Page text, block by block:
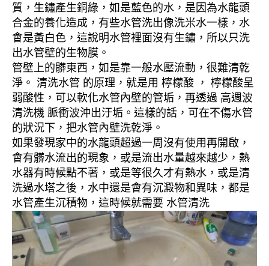
質，生鏽產生銅綠，如是藍色的水，是因為水龍頭
合金的養化造成，有些水管洗出像洗米水一樣，水
會是黃白色，這說明水管裡面沒有生鏽，所以只洗
出水管壁的生物膜。
管壁上的髒東西，如是靠一般水壓流動，很難清乾
淨。 清洗水管 的原理，就是用 檸檬酸 ， 檸檬酸呈
弱酸性，可以軟化水管內壁的管垢，再透過 高週波
清洗機 脈衝波沖出汙垢。這樣的話，可在不傷水管
的狀況下，把水管內壁洗乾淨。
如果發現家中的水龍頭超過一周沒有使用再開啟，
會有髒水流出的現象，或是流出水量越來越少，熱
水器有時候點不著，或是等很久才有熱水，或是清
洗過水塔之後，水中還是會有沉澱物和異味，都是
水管產生沉積物，這時候就需要 水管清洗